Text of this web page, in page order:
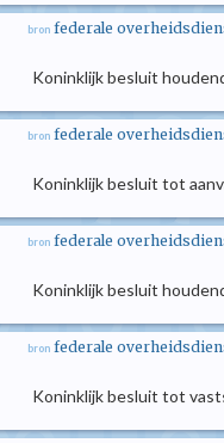
bron federale
Koninklijk besluit
bron federale
Koninklijk besluit tot
bron federale
Koninklijk besluit
bron federale
Koninklijk besluit tot